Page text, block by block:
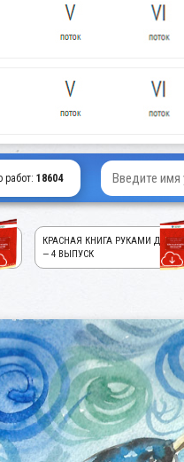
работ: 18604
КРАСНАЯ КНИГА РУКАМИ ДЕТЕЙ!
— 4 ВЫПУСК